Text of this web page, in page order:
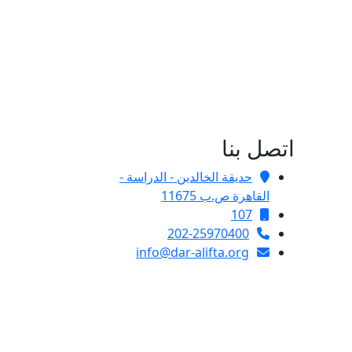
اتصل بنا
حديقة الخالدين - الدراسة -
القاهرة ص.ب 11675
107
202-25970400
info@dar-alifta.org